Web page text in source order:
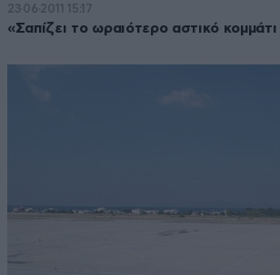
23·06·2011 15:17
«Σαπίζει το ωραιότερο αστικό